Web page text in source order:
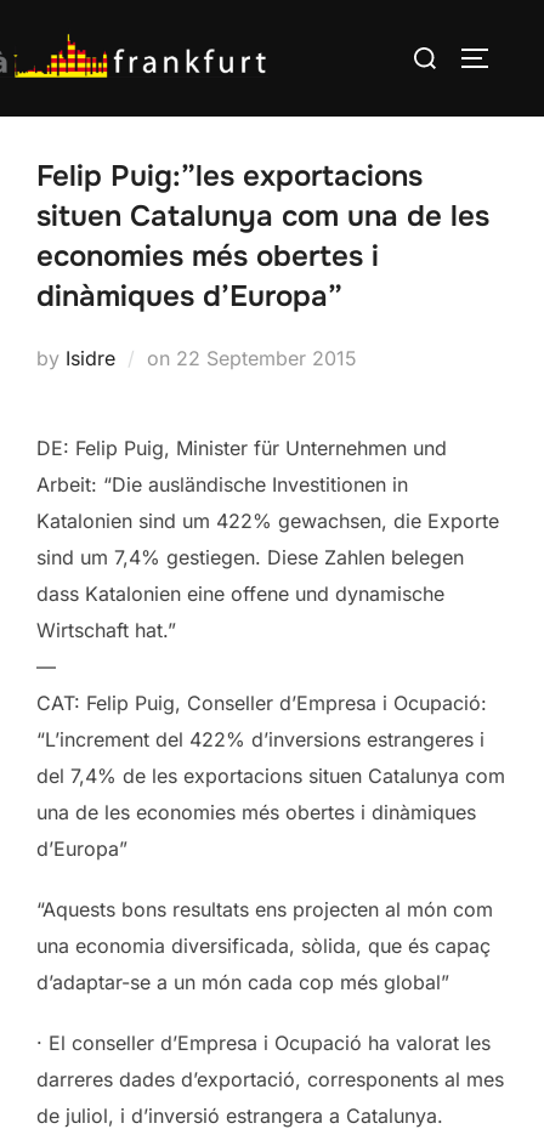
to
content
Search
Felip Puig:”les exportacions
situen Catalunya com una de les
economies més obertes i
dinàmiques d’Europa”
by Isidre on Posted
22 September 2015
DE: Felip Puig, Minister für Unternehmen und
Arbeit: “Die ausländische Investitionen in
Katalonien sind um 422% gewachsen, die Exporte
sind um 7,4% gestiegen. Diese Zahlen belegen
dass Katalonien eine offene und dynamische
Wirtschaft hat.”
—
CAT: Felip Puig, Conseller d’Empresa i Ocupació:
“L’increment del 422% d’inversions estrangeres i
del 7,4% de les exportacions situen Catalunya com
una de les economies més obertes i dinàmiques
d’Europa”
“Aquests bons resultats ens projecten al món com
una economia diversificada, sòlida, que és capaç
d’adaptar-se a un món cada cop més global”
· El conseller d’Empresa i Ocupació ha valorat les
darreres dades d’exportació, corresponents al mes
de juliol, i d’inversió estrangera a Catalunya.